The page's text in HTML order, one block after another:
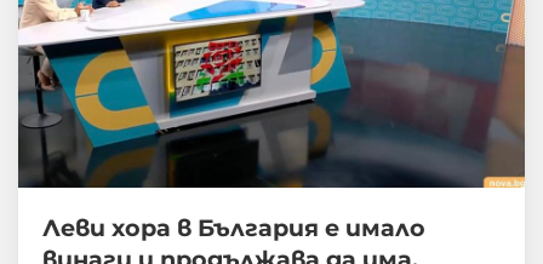
Леви хора в България е имало